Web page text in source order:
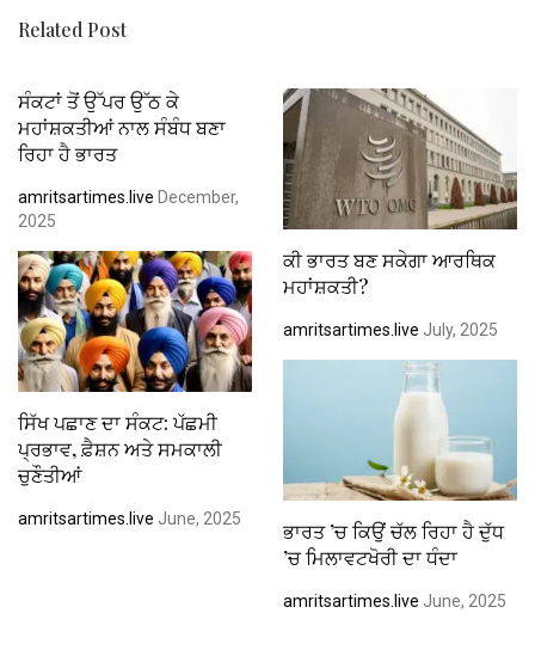
Related Post
ਸੰਕਟਾਂ ਤੋਂ ਉੱਪਰ ਉੱਠ ਕੇ
ਮਹਾਂਸ਼ਕਤੀਆਂ ਨਾਲ ਸੰਬੰਧ ਬਣਾ
ਰਿਹਾ ਹੈ ਭਾਰਤ
amritsartimes.live December,
2025
ਕੀ ਭਾਰਤ ਬਣ ਸਕੇਗਾ ਆਰਥਿਕ
ਮਹਾਂਸ਼ਕਤੀ?
amritsartimes.live July, 2025
ਸਿੱਖ ਪਛਾਣ ਦਾ ਸੰਕਟ: ਪੱਛਮੀ
ਪ੍ਰਭਾਵ, ਫ਼ੈਸ਼ਨ ਅਤੇ ਸਮਕਾਲੀ
ਚੁਣੌਤੀਆਂ
amritsartimes.live June, 2025
ਭਾਰਤ ’ਚ ਕਿਉਂ ਚੱਲ ਰਿਹਾ ਹੈ ਦੁੱਧ
’ਚ ਮਿਲਾਵਟਖੋਰੀ ਦਾ ਧੰਦਾ
amritsartimes.live June, 2025